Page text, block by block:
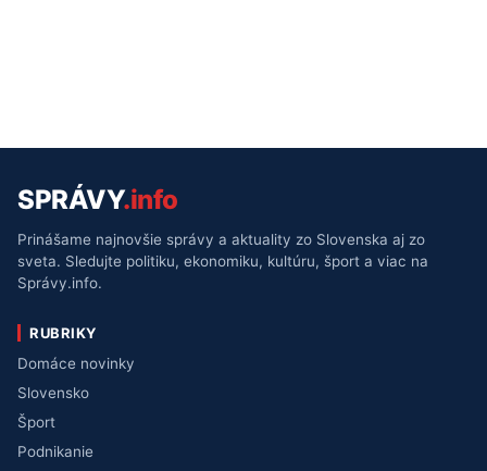
SPRÁVY.info
Prinášame najnovšie správy a aktuality zo Slovenska aj zo
sveta. Sledujte politiku, ekonomiku, kultúru, šport a viac na
Správy.info.
RUBRIKY
Domáce novinky
Slovensko
Šport
Podnikanie